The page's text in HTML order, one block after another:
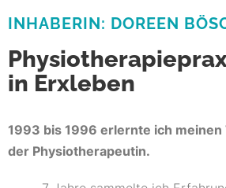
INHABERIN: DOREEN
in Erxleben
1993 bis 1996 erlernte ich
der Physiotherapeutin.